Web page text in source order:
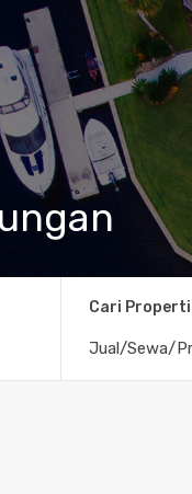
Cari Properti
Jual/Sewa/